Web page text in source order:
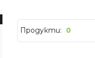
Стенни
Лъчисти
Продукти: 0